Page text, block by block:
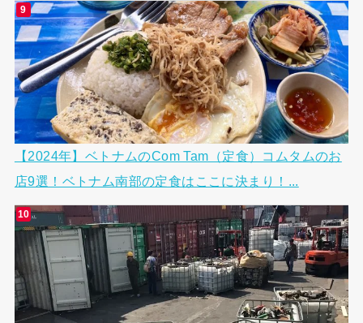
【2024年】ベトナムのCom Tam（定食）コムタムのお
店9選！ベトナム南部の定食はここに決まり！...